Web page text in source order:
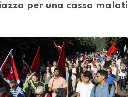
per una cassa malati